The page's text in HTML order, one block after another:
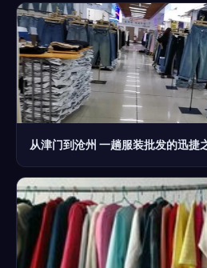
从津门到沧州 一趟服装批发的迅捷